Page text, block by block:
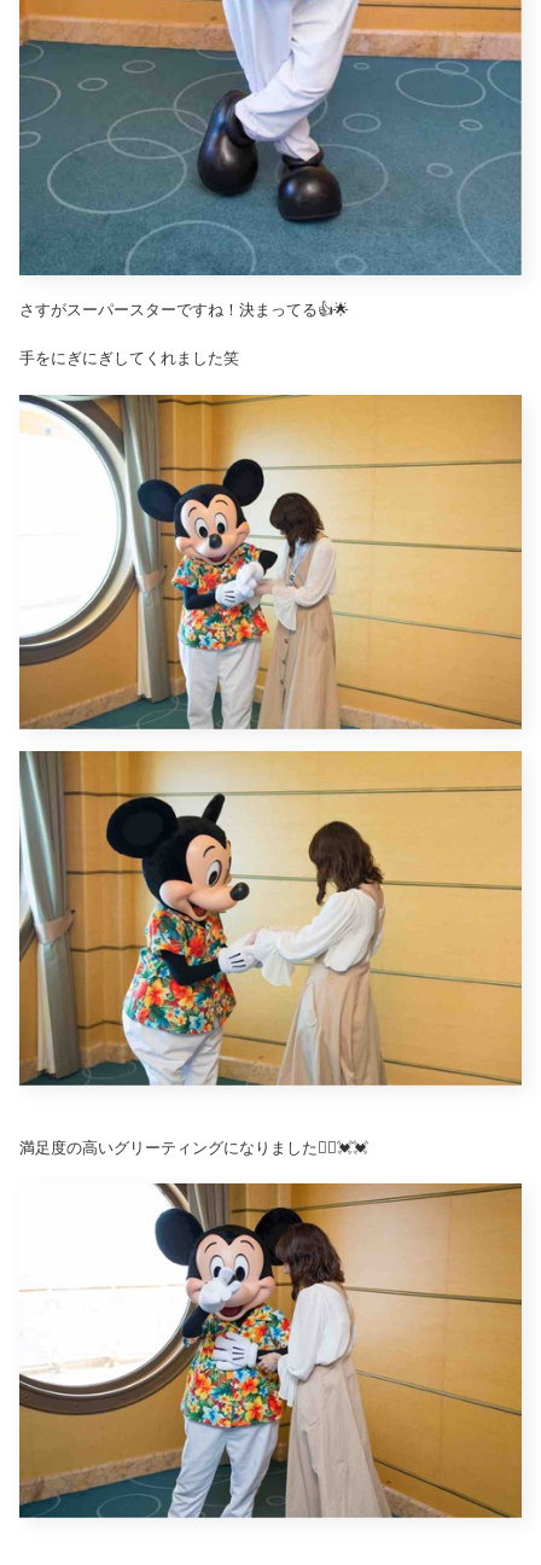
さすがスーパースターですね！決まってる👍🌟
手をにぎにぎしてくれました笑
満足度の高いグリーティングになりました🙆‍♀️💓💓